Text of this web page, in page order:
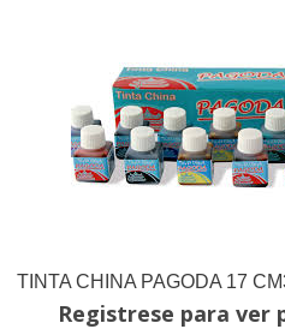
TINTA CHINA PAGODA 17
Registrese para ver